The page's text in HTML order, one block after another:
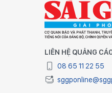
LIÊN HỆ QUẢNG
08 65 11 22 55